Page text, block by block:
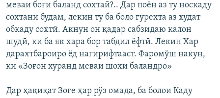
меваи боғи баланд сохтаӣ?.. Дар поён аз ту носкаду
сохтанӣ будам, лекин ту ба боло гурехта аз худат
обкаду сохтӣ. Акнун он қадар сабзидаю калон
шудӣ, ки ба як хара бор табдил ёфтӣ. Лекин Хар
дарахтбароиро ёд нагирифтааст. Фаромўш накун,
ки «Зоғон хӯранд меваи шохи баландро»
Дар ҳақиқат Зоғе ҳар рўз омада, ба болои Каду